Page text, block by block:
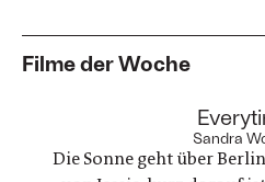
Filme der Woche
Sandra
Die Sonne geht über